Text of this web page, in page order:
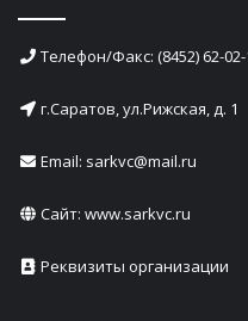
Телефон/Факс: (8452) 62-02-
г.Саратов, ул.Рижская, д. 1
Email: sarkvc@mail.ru
Сайт: www.sarkvc.ru
Реквизиты организации